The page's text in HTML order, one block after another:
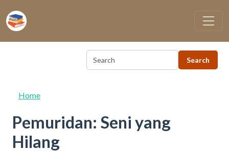
Home
Pemuridan: Seni yang
Hilang